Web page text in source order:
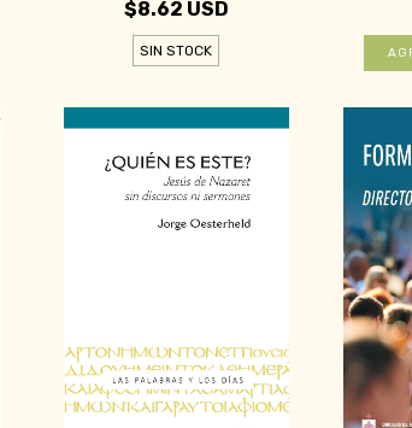
$8.62 USD
SIN STOCK